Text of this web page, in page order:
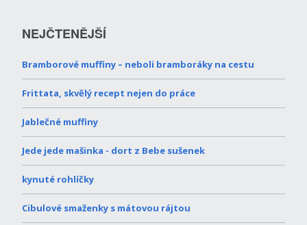
NEJČTENĚJŠÍ
Bramborové muffiny – neboli bramboráky na cestu
Frittata, skvělý recept nejen do práce
Jablečné muffiny
Jede jede mašinka - dort z Bebe sušenek
kynuté rohlíčky
Cibulové smaženky s mátovou rájtou